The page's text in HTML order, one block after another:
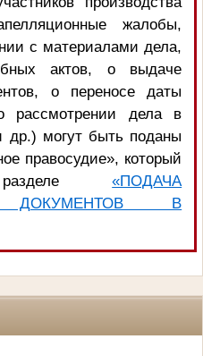
жалобы,
с материалами дела,
актов, о выдаче
о переносе даты
рассмотрении дела в
др.) могут быть поданы
правосудие», который
«ПОДАЧА
ДОКУМЕНТОВ В